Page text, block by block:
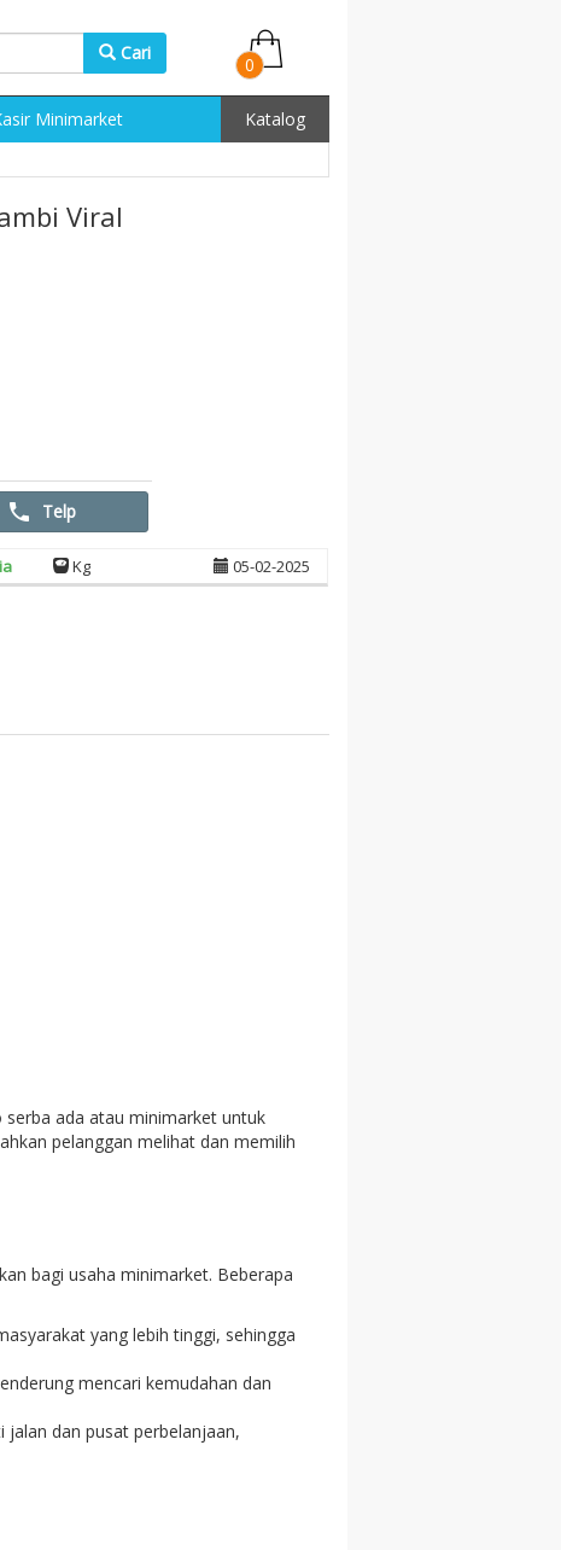
Cari
0
Minimarket Katalog
Viral
Telp
Kg 05-02-2025
ada atau minimarket untuk
pelanggan melihat dan memilih
bagi usaha minimarket. Beberapa
yang lebih tinggi, sehingga
mencari kemudahan dan
jalan dan pusat perbelanjaan,